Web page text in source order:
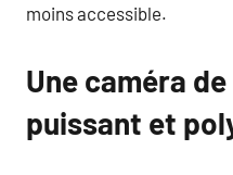
moins accessible.
Une caméra
puissant et